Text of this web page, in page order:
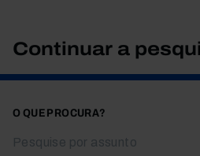
Continuar a
O QUE PROCURA?